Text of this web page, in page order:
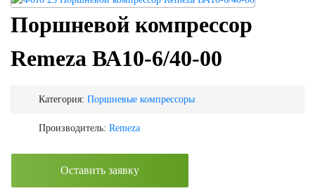
Поршневой компрессор
Remeza ВА10-6/40-00
Категория: Поршневые компрессоры
Производитель: Remeza
Оставить заявку